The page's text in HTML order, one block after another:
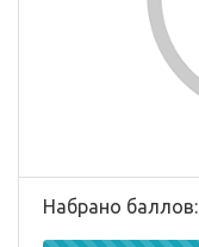
Набрано